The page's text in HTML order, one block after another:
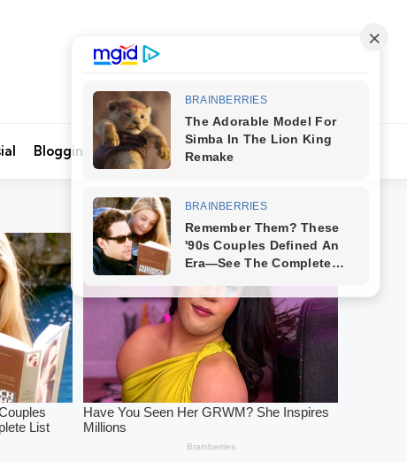
Blogging SearchKontak Kami